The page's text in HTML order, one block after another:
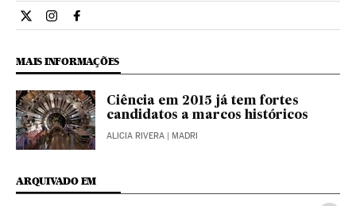
Ciencia El País Brasil en Twitter
Ciencia El País Brasil en Instagram
Ciencia El País Brasil en Facebook
MAIS INFORMAÇÕES
Ciência em 2015 já tem fortes
candidatos a marcos históricos
ALICIA RIVERA | MADRI
ARQUIVADO EM